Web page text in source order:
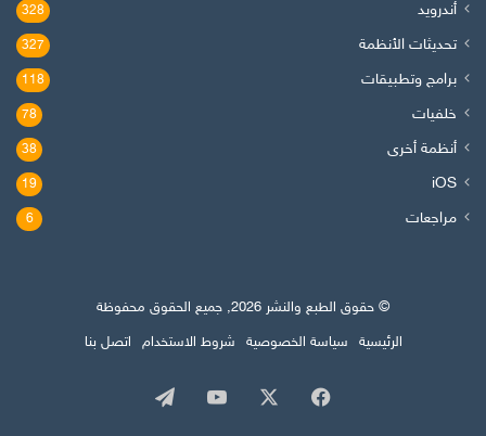
أندرويد 328
تحديثات الأنظمة 327
برامج وتطبيقات 118
خلفيات 78
أنظمة أخرى 38
iOS
19
مراجعات 6
© حقوق الطبع والنشر 2026, جميع الحقوق محفوظة
الرئيسية
سياسة الخصوصية شروط الاستخدام اتصل بنا
فيسبوك ‫YouTube